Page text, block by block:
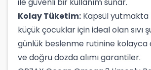
Kolay Tüketim: Kapsül
küçük çocuklar için ideal olan sıvı
günlük beslenme rutinine kolayca
ve doğru dozda alımı garantiler.